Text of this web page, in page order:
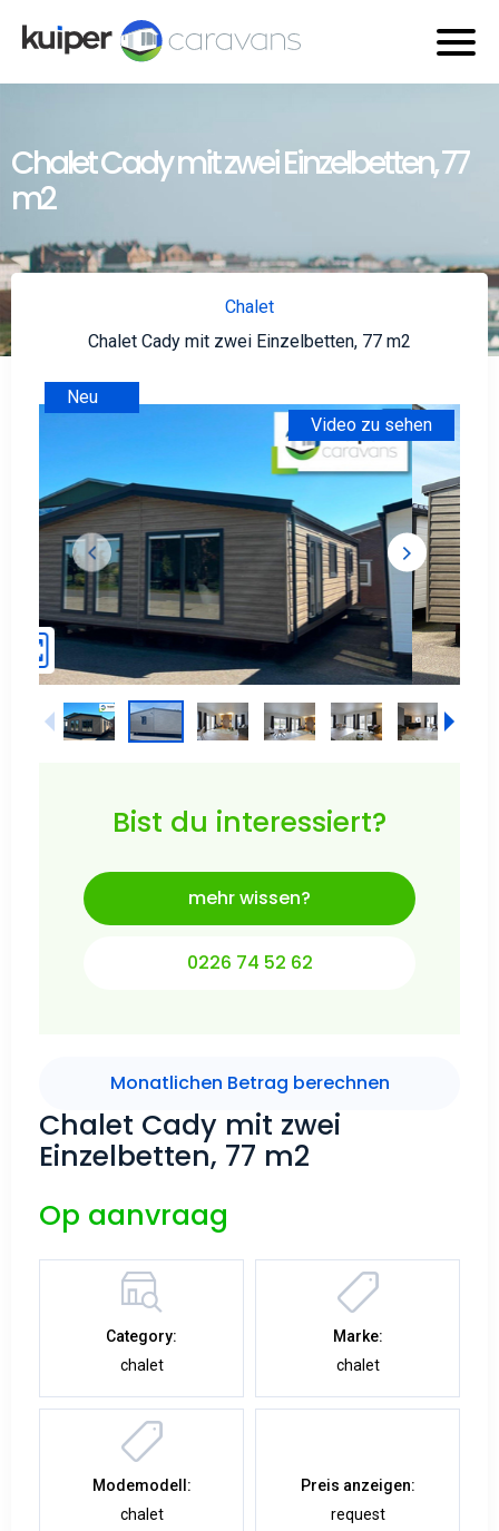
Chalet Cady mit zwei Einzelbetten, 77
m2
Chalet
Chalet Cady mit zwei Einzelbetten, 77 m2
Chalet Cady mit zwei
Einzelbetten, 77 m2
Op aanvraag
Category:
chalet
Marke:
chalet
Modemodell:
chalet
Preis anzeigen:
request
Neu
Video zu sehen
Bist du interessiert?
mehr wissen?
0226 74 52 62
Monatlichen Betrag berechnen